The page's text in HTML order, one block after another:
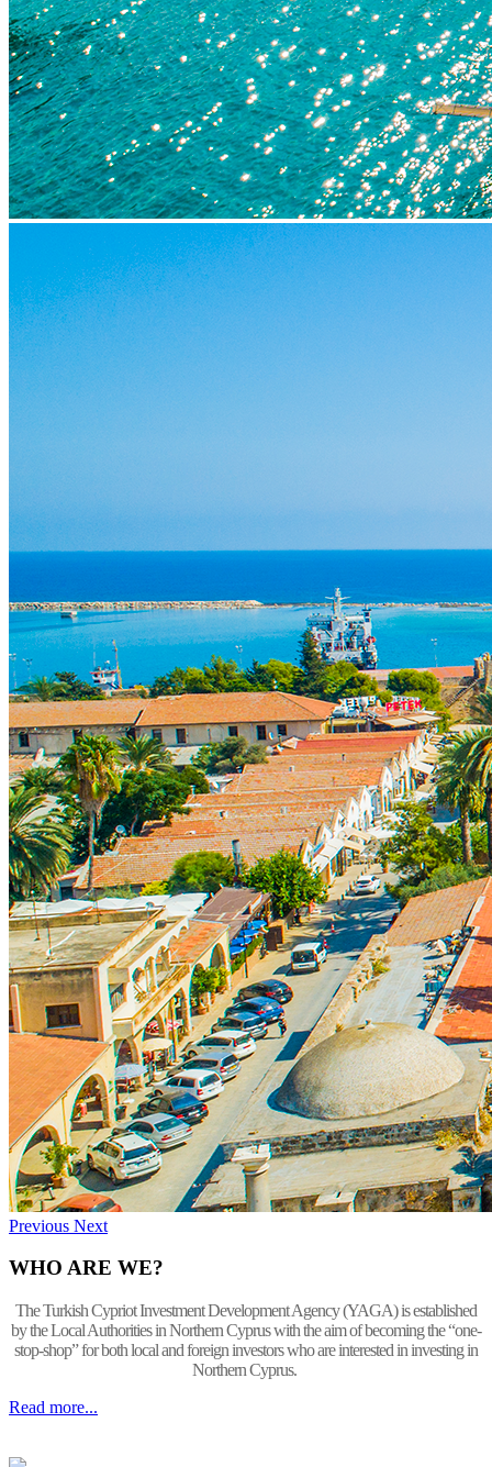
Previous Next
WHO ARE WE?
The Turkish Cypriot Investment Development Agency (YAGA) is established
by the Local Authorities in Northern Cyprus with the aim of becoming the “one-
stop-shop” for both local and foreign investors who are interested in investing in
Northern Cyprus.
Read more...